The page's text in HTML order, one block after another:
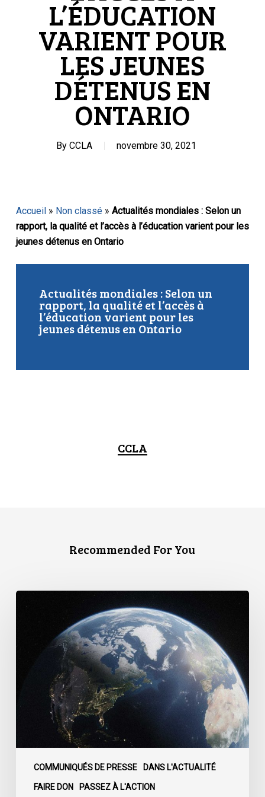
L’ÉDUCATION
VARIENT POUR
LES JEUNES
DÉTENUS EN
ONTARIO
By CCLA novembre 30, 2021
Accueil» Non classé» Actualités mondiales : Selon un
rapport, la qualité et l’accès à l’éducation varient pour les
jeunes détenus en Ontario
Actualités mondiales : Selon un
rapport, la qualité et l’accès à
l’éducation varient pour les
jeunes détenus en Ontario
CCLA
Recommended For You
COMMUNIQUÉS DE PRESSE DANS L'ACTUALITÉ
FAIRE DON PASSEZ À L'ACTION
confronté
décisif